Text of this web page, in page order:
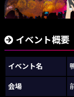
イベント概要
イベント名
会場